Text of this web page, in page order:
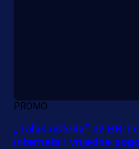
PROMO
„Talas ušteda“ uz BH
interneta i vrijedne